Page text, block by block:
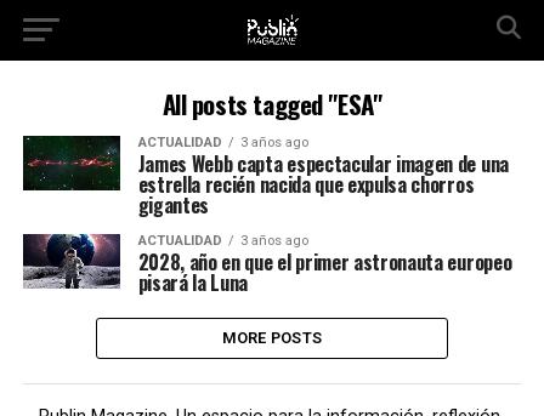
All posts tagged "ESA"
ACTUALIDAD 3 años ago
James Webb capta espectacular imagen de una
estrella recién nacida que expulsa chorros
gigantes
ACTUALIDAD 3 años ago
2028, año en que el primer astronauta europeo
pisará la Luna
MORE POSTS